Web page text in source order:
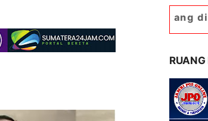
Selamat Datang di Portal
RUANG